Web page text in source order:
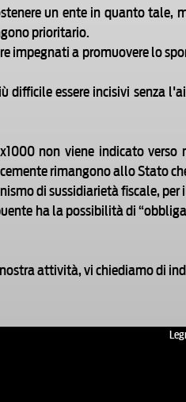
un ente in quanto tale,
prioritario.
impegnati a promuovere lo
difficile essere incisivi senza
non viene indicato
rimangono allo Stato
di sussidiarietà fiscale,
ha la possibilità di
attività, vi chiediamo di